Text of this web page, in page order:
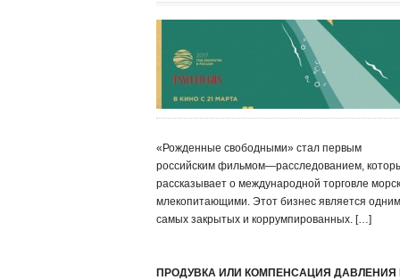
«Рожденные свободными» стал первым
российским фильмом—расследованием,
рассказывает о международной торговле
млекопитающими. Этот бизнес является
самых закрытых и коррумпированных. […]
ПРОДУВКА ИЛИ КОМПЕНСАЦИЯ ДАВЛЕНИЯ